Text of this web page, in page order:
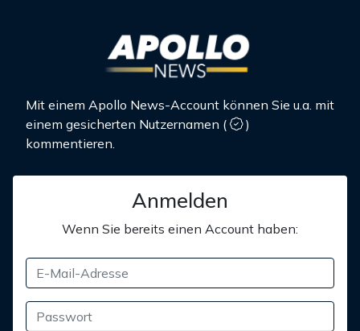
Mit einem Apollo News-Account können Sie u.a. mit
einem gesicherten Nutzernamen (
)
kommentieren.
Anmelden
Wenn Sie bereits einen Account haben: